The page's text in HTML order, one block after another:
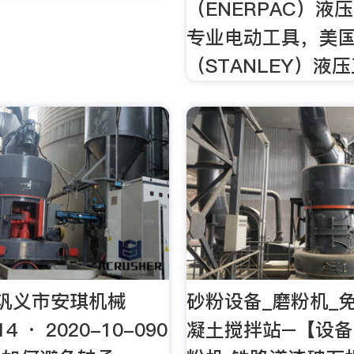
（ENERPAC）液
专业电动工具，美
（STANLEY）液
义市安琪机械
· 2020-10-090
砂粉设备_磨粉机_
凝土搅拌站–【设